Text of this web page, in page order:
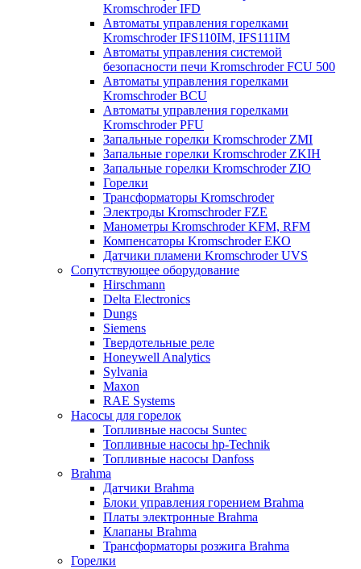
Kromschroder IFD
Автоматы управления горелками
Kromschroder IFS110IM, IFS111IM
Автоматы управления системой
безопасности печи Kromschroder FCU 500
Автоматы управления горелками
Kromschroder BCU
Автоматы управления горелками
Kromschroder PFU
Запальные горелки Kromschroder ZМI
Запальные горелки Kromschroder ZKIH
Запальные горелки Kromschroder ZIO
Горелки
Трансформаторы Kromschroder
Электроды Kromschroder FZE
Манометры Kromschroder KFM, RFM
Компенсаторы Kromschroder ЕКО
Датчики пламени Kromschroder UVS
Сопутствующее оборудование
Hirschmann
Delta Electronics
Dungs
Siemens
Твердотельные реле
Honeywell Analytics
Sylvania
Maxon
RAE Systems
Насосы для горелок
Топливные насосы Suntec
Топливные насосы hp-Technik
Топливные насосы Danfoss
Brahma
Датчики Brahma
Блоки управления горением Brahma
Платы электронные Brahma
Клапаны Brahma
Трансформаторы розжига Brahma
Горелки